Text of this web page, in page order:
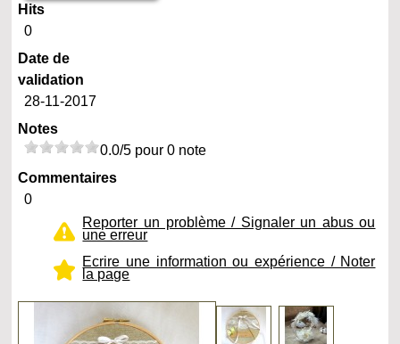
Hits
0
Date de
validation
28-11-2017
Notes
0.0/5 pour 0 note
Commentaires
0
Reporter un problème / Signaler un abus ou
une erreur
Ecrire une information ou expérience / Noter
la page